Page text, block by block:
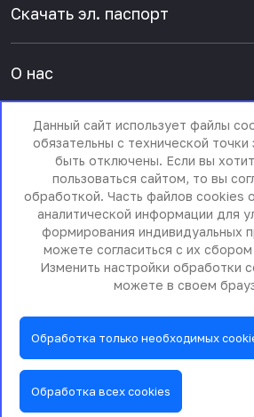
Скачать эл. паспорт
О нас
Пресс-центр
© 2011 - 2026 ООО «Гигант
Политика обработки персональных
Дизайн разработан студией Braind
Данный сайт использует файлы
обязательны с технической точки
быть отключены. Если вы
пользоваться сайтом, то вы
обработкой. Часть файлов cookies
аналитической информации для
формирования индивидуальных
можете согласиться с их сбором
Изменить настройки обработки
можете в своем
Обработка только необходимых
Обработка всех cookies